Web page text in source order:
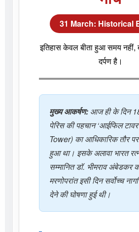
31 March: Historical
इतिहास केवल बीता हुआ समय नहीं,
दर्पण है।
मुख्य आकर्षण: आज ही के दिन
पेरिस की पहचान ‘आईफिल
Tower) का आधिकारिक तौर
हुआ था। इसके अलावा भारत
सम्मानित डॉ. भीमराव अंबेडकर
मरणोपरांत इसी दिन सर्वोच्च
देने की घोषणा हुई थी।